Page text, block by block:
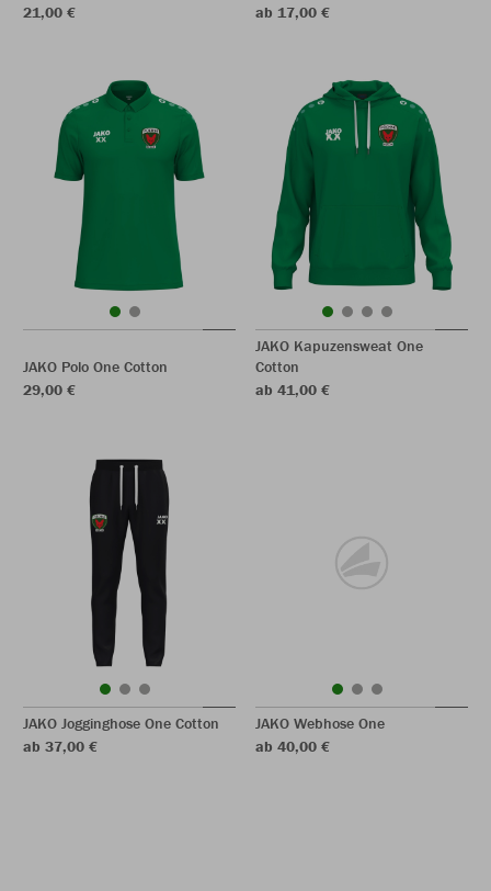
21,00 €
ab 17,00 €
JAKO Polo One Cotton
29,00 €
JAKO Kapuzensweat One
Cotton
ab 41,00 €
JAKO Jogginghose One Cotton
ab 37,00 €
JAKO Webhose One
ab 40,00 €